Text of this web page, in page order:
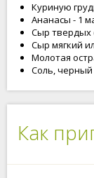
Куриную
Ананасы - 1
Сыр твердых
Сыр мягкий
Молотая
Соль, черный
Как